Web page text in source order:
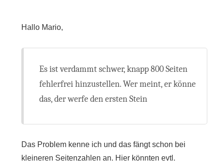
Hallo Mario,
Es ist verdammt schwer, knapp 800 Seiten
fehlerfrei hinzustellen. Wer meint, er könne
das, der werfe den ersten Stein
Das Problem kenne ich und das fängt schon bei
kleineren Seitenzahlen an. Hier könnten evtl.